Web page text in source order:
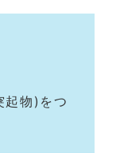
起物)をつ